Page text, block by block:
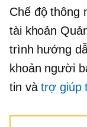
Chế độ thông
tài khoản
trình hướng
khoản người
tin vàtrợ giúp